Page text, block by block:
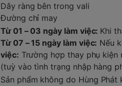
Dây ràng bên trong vali
Đường chỉ may
Từ 01 – 03 ngày làm việc: Khi
Từ 07 – 15 ngày làm việc: Nếu
việc: Trường hợp thay phụ kiện
(tuỳ vào tình trạng nhập hàng
Sản phẩm không do Hùng Phát